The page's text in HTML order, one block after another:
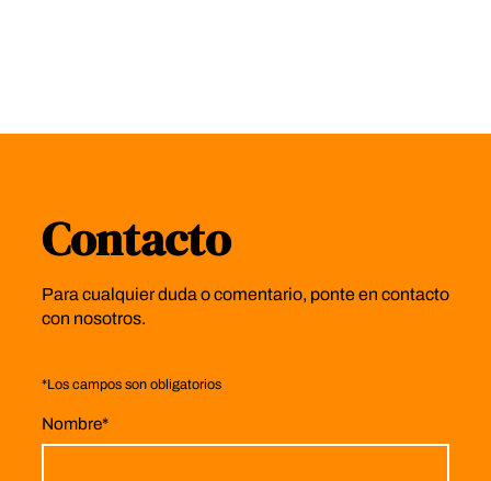
Contacto
Para cualquier duda o comentario, ponte en contacto
con nosotros.
*Los campos son obligatorios
Nombre*